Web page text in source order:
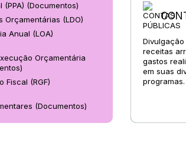
(PPA) (Documentos)
Orçamentárias (LDO)
Anual (LOA)
Orçamentária
Fiscal (RGF)
(Documentos)
receitas
gastos
em suas
programas.